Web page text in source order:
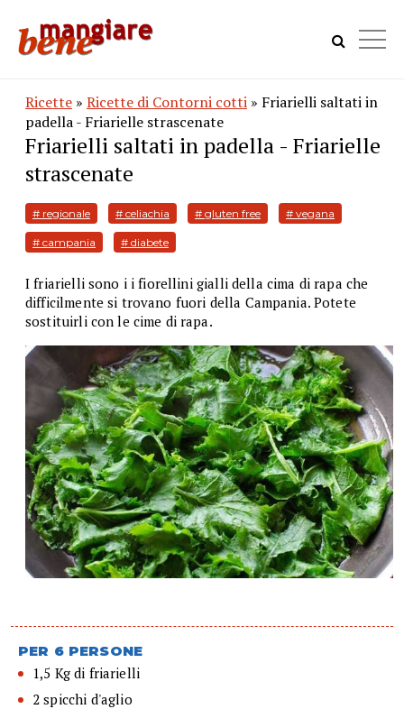
Ricette » Ricette di Contorni cotti » Friarielli saltati in
padella - Friarielle strascenate
Friarielli saltati in padella - Friarielle
strascenate
# regionale # celiachia # gluten free # vegana
# campania # diabete
I friarielli sono i i fiorellini gialli della cima di rapa che
difficilmente si trovano fuori della Campania. Potete
sostituirli con le cime di rapa.
PER 6 PERSONE
1,5 Kg di friarielli
2 spicchi d'aglio